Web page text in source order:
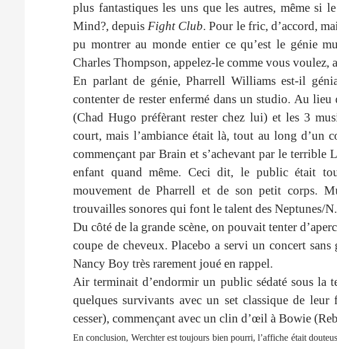
plus fantastiques les uns que les autres, même si
Mind?, depuis Fight Club. Pour le fric, d’accord,
pu montrer au monde entier ce qu’est le génie
Charles Thompson, appelez-le comme vous voulez,
En parlant de génie, Pharrell Williams est-il
contenter de rester enfermé dans un studio. Au
(Chad Hugo préfèrant rester chez lui) et les 3
court, mais l’ambiance était là, tout au long d’un
commençant par Brain et s’achevant par le terrible
enfant quand même. Ceci dit, le public était
mouvement de Pharrell et de son petit corps.
trouvailles sonores qui font le talent des Neptunes/
Du côté de la grande scène, on pouvait tenter
coupe de cheveux. Placebo a servi un concert
Nancy Boy très rarement joué en rappel.
Air terminait d’endormir un public sédaté sous la
quelques survivants avec un set classique de
cesser), commençant avec un clin d’œil à Bowie
En conclusion, Werchter est toujours bien pourri, l’affiche était